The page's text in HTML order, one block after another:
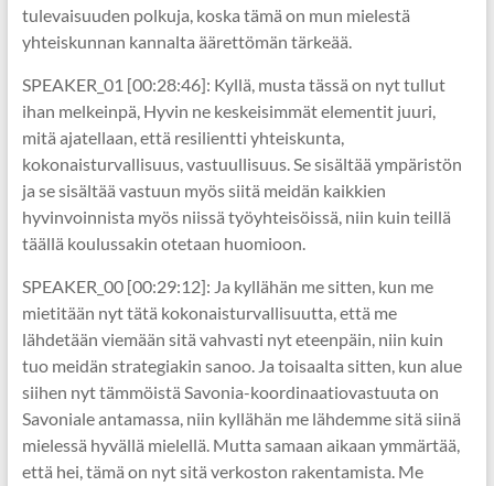
tulevaisuuden polkuja, koska tämä on mun mielestä
yhteiskunnan kannalta äärettömän tärkeää.
SPEAKER_01 [00:28:46]: Kyllä, musta tässä on nyt tullut
ihan melkeinpä, Hyvin ne keskeisimmät elementit juuri,
mitä ajatellaan, että resilientti yhteiskunta,
kokonaisturvallisuus, vastuullisuus. Se sisältää ympäristön
ja se sisältää vastuun myös siitä meidän kaikkien
hyvinvoinnista myös niissä työyhteisöissä, niin kuin teillä
täällä koulussakin otetaan huomioon.
SPEAKER_00 [00:29:12]: Ja kyllähän me sitten, kun me
mietitään nyt tätä kokonaisturvallisuutta, että me
lähdetään viemään sitä vahvasti nyt eteenpäin, niin kuin
tuo meidän strategiakin sanoo. Ja toisaalta sitten, kun alue
siihen nyt tämmöistä Savonia-koordinaatiovastuuta on
Savoniale antamassa, niin kyllähän me lähdemme sitä siinä
mielessä hyvällä mielellä. Mutta samaan aikaan ymmärtää,
että hei, tämä on nyt sitä verkoston rakentamista. Me